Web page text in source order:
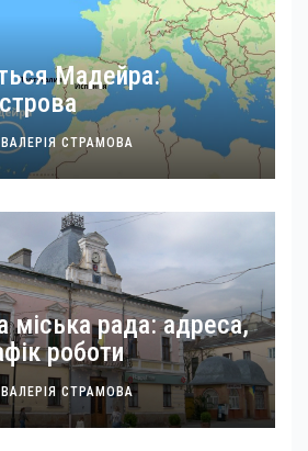
Мадейра:
ВАЛЕРІЯ СТРАМОВА
міська рада: адреса,
роботи
ВАЛЕРІЯ СТРАМОВА